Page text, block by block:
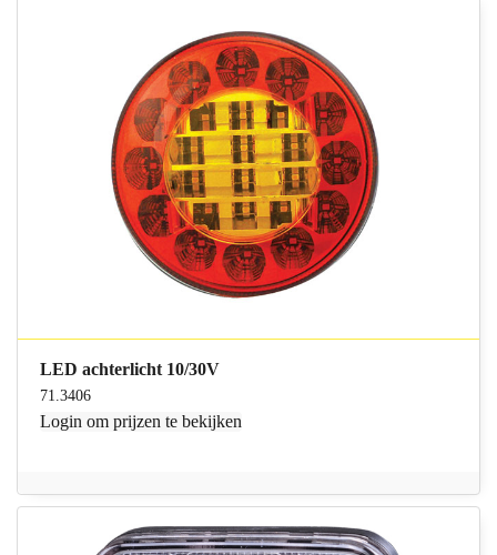
LED achterlicht 10/30V
71.3406
Login om prijzen te bekijken